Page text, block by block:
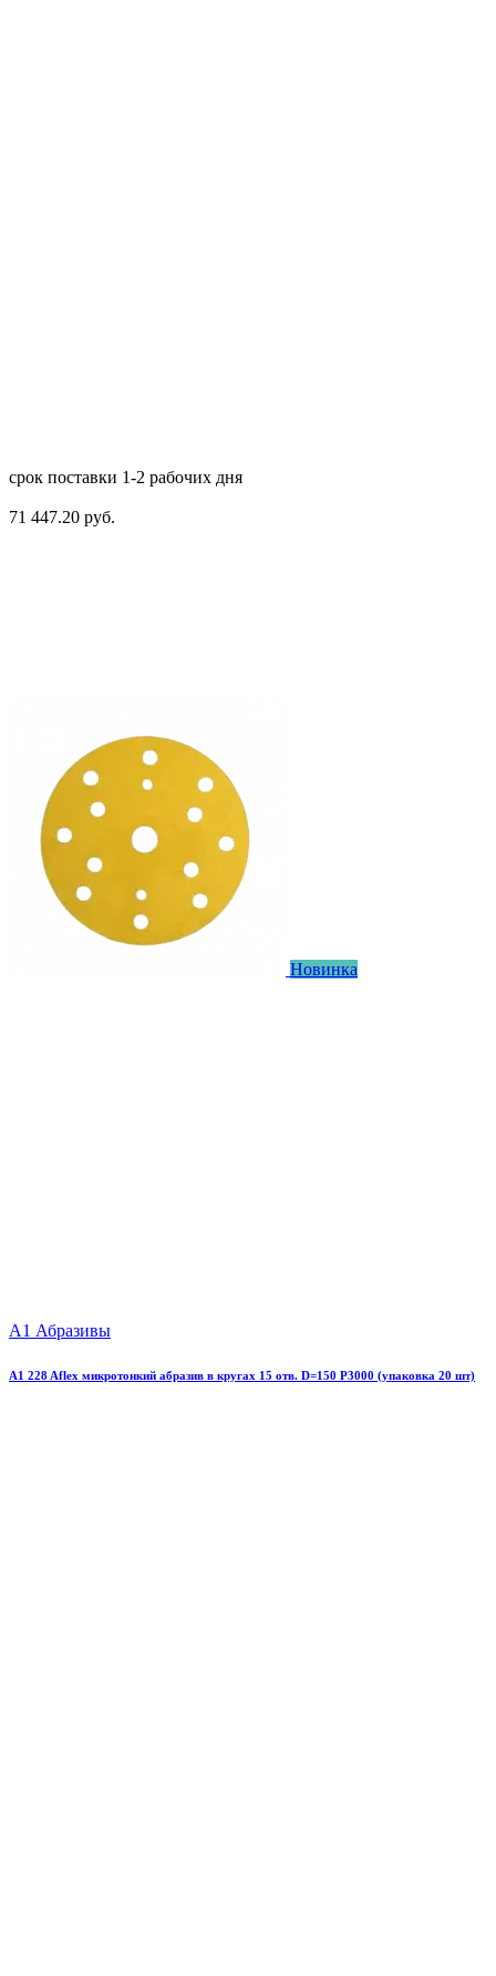
срок поставки 1-2 рабочих дня
71 447.20 руб.
Новинка
А1 Абразивы
A1 228 Aflex микротонкий абразив в кругах 15 отв. D=150 P3000 (упаковка 20 шт)